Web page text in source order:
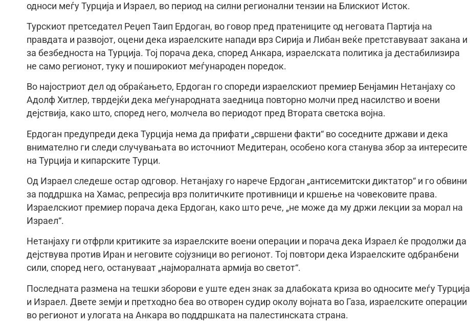
односи меѓу Турција и Израел, во период на силни регионални тензии на Блискиот Исток.
Турскиот претседател Реџеп Таип Ердоган, во говор пред пратениците од неговата Партија на
правдата и развојот, оцени дека израелските напади врз Сирија и Либан веќе претставуваат закана и
за безбедноста на Турција. Тој порача дека, според Анкара, израелската политика ја дестабилизира
не само регионот, туку и поширокиот меѓународен поредок.
Во најостриот дел од обраќањето, Ердоган го спореди израелскиот премиер Бенјамин Нетанјаху со
Адолф Хитлер, тврдејќи дека меѓународната заедница повторно молчи пред насилство и воени
дејствија, како што, според него, молчела во периодот пред Втората светска војна.
Ердоган предупреди дека Турција нема да прифати „свршени факти“ во соседните држави и дека
внимателно ги следи случувањата во источниот Медитеран, особено кога станува збор за интересите
на Турција и кипарските Турци.
Од Израел следеше остар одговор. Нетанјаху го нарече Ердоган „антисемитски диктатор“ и го обвини
за поддршка на Хамас, репресија врз политичките противници и кршење на човековите права.
Израелскиот премиер порача дека Ердоган, како што рече, „не може да му држи лекции за морал на
Израел“.
Нетанјаху ги отфрли критиките за израелските воени операции и порача дека Израел ќе продолжи да
дејствува против Иран и неговите сојузници во регионот. Тој повтори дека Израелските одбранбени
сили, според него, остануваат „најморалната армија во светот“.
Последната размена на тешки зборови е уште еден знак за длабоката криза во односите меѓу Турција
и Израел. Двете земји и претходно беа во отворен судир околу војната во Газа, израелските операции
во регионот и улогата на Анкара во поддршката на палестинската страна.